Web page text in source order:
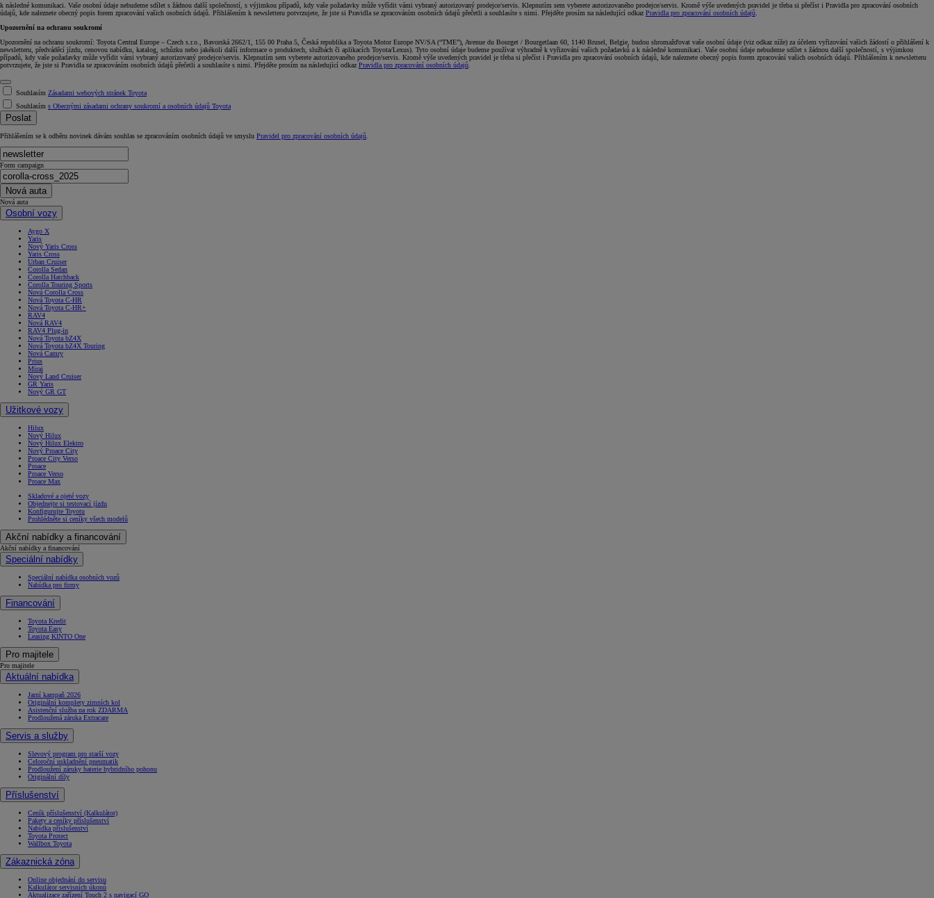
k následné komunikaci. Vaše osobní údaje nebudeme sdílet s žádnou další společností, s výjimkou případů, kdy vaše požadavky může vyřídit vámi vybraný autorizovaný prodejce/servis. Klepnutím sem vyberete autorizovaného prodejce/servis. Kromě výše uvedených pravidel je třeba si přečíst i Pravidla pro zpracování osobních
údajů, kde naleznete obecný popis forem zpracování vašich osobních údajů. Přihlášením k newsletteru potvrzujete, že jste si Pravidla se zpracováním osobních údajů přečetli a souhlasíte s nimi. Přejděte prosím na následující odkaz Pravidla pro zpracování osobních údajů
Upozornění na ochranu soukromí
Upozornění na ochranu soukromí: Toyota Central Europe – Czech s.r.o., Bavorská 2662/1, 155 00 Praha 5, Česká republika a Toyota Motor Europe NV/SA (“TME”), Avenue du Bourget / Bourgetlaan 60, 1140 Brusel, Belgie, budou shromažďovat vaše osobní údaje (viz odkaz níže) za účelem vyřizování vašich žádostí o přihlášení k
newsletteru, předváděcí jízdu, cenovou nabídku, katalog, schůzku nebo jakékoli další informace o produktech, službách či aplikacích Toyota/Lexus). Tyto osobní údaje budeme používat výhradně k vyřizování vašich požadavků a k následné komunikaci. Vaše osobní údaje nebudeme sdílet s žádnou další společností, s výjimkou
případů, kdy vaše požadavky může vyřídit vámi vybraný autorizovaný prodejce/servis. Klepnutím sem vyberete autorizovaného prodejce/servis. Kromě výše uvedených pravidel je třeba si přečíst i Pravidla pro zpracování osobních údajů, kde naleznete obecný popis forem zpracování vašich osobních údajů. Přihlášením k newsletteru
potvrzujete, že jste si Pravidla se zpracováním osobních údajů přečetli a souhlasíte s nimi. Přejděte prosím na následující odkaz Pravidla pro zpracování osobních údajů
Souhlasím Zásadami webových stránek Toyota
Souhlasím s Obecnými zásadami ochrany soukromí a osobních údajů Toyota
Poslat
Přihlášením se k odběru novinek dávám souhlas se zpracováním osobních údajů ve smyslu Pravidel pro zpracování osobních údajů
Form campaign
Nová auta
Nová auta
Osobní vozy
Aygo X
Yaris
Nový Yaris Cross
Yaris Cross
Urban Cruiser
Corolla Sedan
Corolla Hatchback
Corolla Touring Sports
Nová Corolla Cross
Nová Toyota C-HR
Nová Toyota C-HR+
RAV4
Nová RAV4
RAV4 Plug-in
Nová Toyota bZ4X
Nová Toyota bZ4X Touring
Nová Camry
Prius
Mirai
Nový Land Cruiser
GR Yaris
Nový GR GT
Užitkové vozy
Hilux
Nový Hilux
Nový Hilux Elektro
Nový Proace City
Proace City Verso
Proace
Proace Verso
Proace Max
Skladové a ojeté vozy
Objednejte si testovací jízdu
Konfigurujte Toyotu
Prohlédněte si ceníky všech modelů
Akční nabídky a financování
Akční nabídky a financování
Speciální nabídky
Speciální nabídka osobních vozů
Nabídka pro firmy
Financování
Toyota Kredit
Toyota Easy
Leasing KINTO One
Pro majitele
Pro majitele
Aktuální nabídka
Jarní kampaň 2026
Originální komplety zimních kol
Asistenční služba na rok ZDARMA
Prodloužená záruka Extracare
Servis a služby
Slevový program pro starší vozy
Celoroční uskladnění pneumatik
Prodloužení záruky baterie hybridního pohonu
Originální díly
Příslušenství
Ceník příslušenství (Kalkulátor)
Pakety a ceníky příslušenství
Nabídka příslušenství
Toyota Protect
Wallbox Toyota
Zákaznická zóna
Online objednání do servisu
Kalkulátor servisních úkonů
Aktualizace zařízení Touch 2 s navigací GO